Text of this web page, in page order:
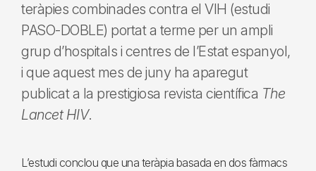
teràpies combinades contra el VIH (estudi
PASO-DOBLE) portat a terme per un ampli
grup d’hospitals i centres de l’Estat espanyol,
i que aquest mes de juny ha aparegut
publicat a la prestigiosa revista científica The
Lancet HIV.
L’estudi conclou que una teràpia basada en dos fàrmacs